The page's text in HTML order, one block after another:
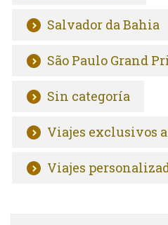
Salvador da Bahia
São Paulo Grand
Sin categoría
Viajes exclusivos
Viajes